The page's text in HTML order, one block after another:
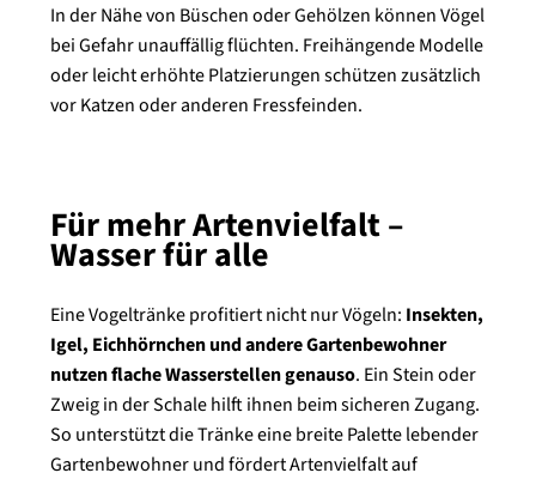
In der Nähe von Büschen oder Gehölzen können Vögel
bei Gefahr unauffällig flüchten. Freihängende Modelle
oder leicht erhöhte Platzierungen schützen zusätzlich
vor Katzen oder anderen Fressfeinden.
Für mehr Artenvielfalt –
Wasser für alle
Eine Vogeltränke profitiert nicht nur Vögeln: Insekten,
Igel, Eichhörnchen und andere Gartenbewohner
nutzen flache Wasserstellen genauso. Ein Stein oder
Zweig in der Schale hilft ihnen beim sicheren Zugang.
So unterstützt die Tränke eine breite Palette lebender
Gartenbewohner und fördert Artenvielfalt auf